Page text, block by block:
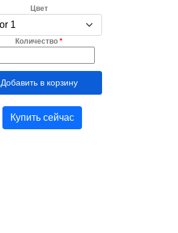
Цвет
Количество *
Купить сейчас